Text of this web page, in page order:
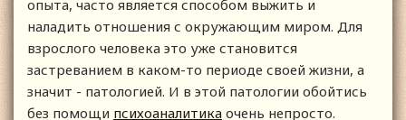
опыта, часто является способом выжить и
наладить отношения с окружающим миром. Для
взрослого человека это уже становится
застреванием в каком-то периоде своей жизни, а
значит - патологией. И в этой патологии обойтись
без помощи психоаналитика очень непросто.